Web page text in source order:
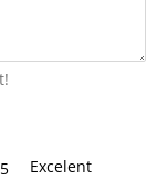
5 Excelent